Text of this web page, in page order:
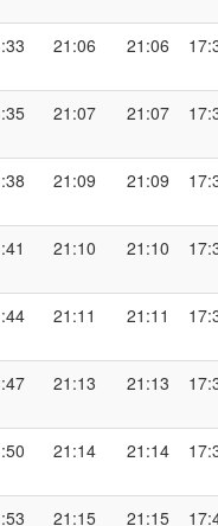
21:06
21:06
23:33
21:07
21:07
23:35
21:09
21:09
23:38
21:10
21:10
23:41
21:11
21:11
23:44
21:13
21:13
23:47
21:14
21:14
23:50
21:15
21:15
23:53